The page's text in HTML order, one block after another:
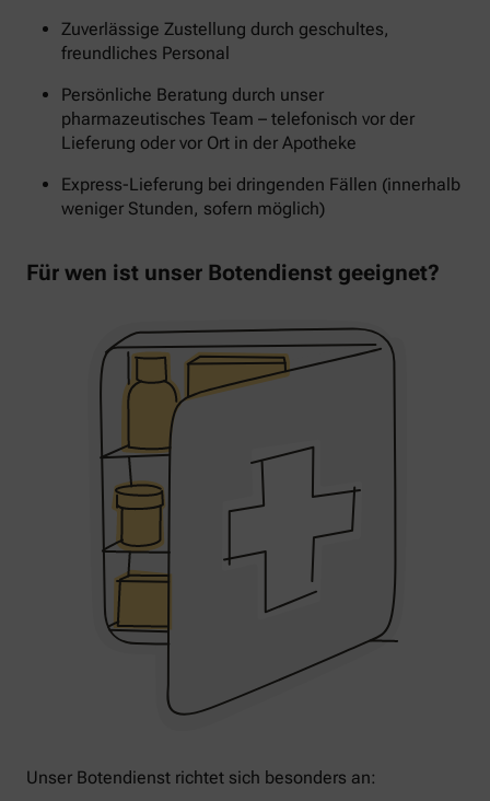
Zuverlässige Zustellung durch geschultes,
freundliches Personal
Persönliche Beratung durch unser
pharmazeutisches Team – telefonisch vor der
Lieferung oder vor Ort in der Apotheke
Express-Lieferung bei dringenden Fällen (innerhalb
weniger Stunden, sofern möglich)
Für wen ist unser Botendienst geeignet?
Unser Botendienst richtet sich besonders an: